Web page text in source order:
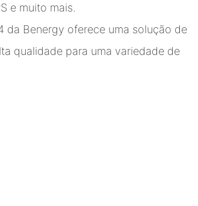
e muito mais.
da Benergy oferece uma solução de
qualidade para uma variedade de